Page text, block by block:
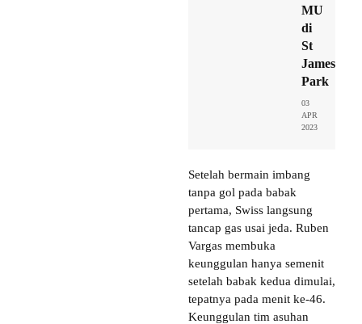
MU
di
St
James
Park
03
APR
2023
Setelah bermain imbang
tanpa gol pada babak
pertama, Swiss langsung
tancap gas usai jeda. Ruben
Vargas membuka
keunggulan hanya semenit
setelah babak kedua dimulai,
tepatnya pada menit ke-46.
Keunggulan tim asuhan